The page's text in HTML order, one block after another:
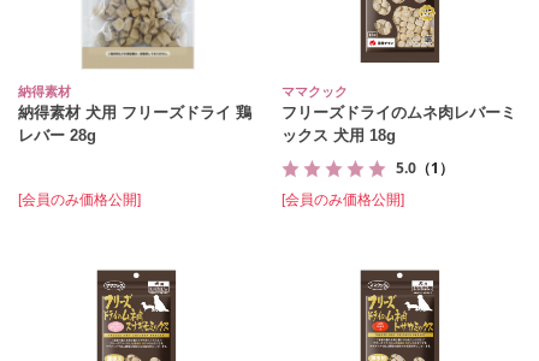
納得素材
納得素材 犬用 フリーズドライ 鶏
レバー 28g
[会員のみ価格公開]
ママクック
フリーズドライのムネ肉レバーミ
ックス 犬用 18g
5.0 （1）
[会員のみ価格公開]